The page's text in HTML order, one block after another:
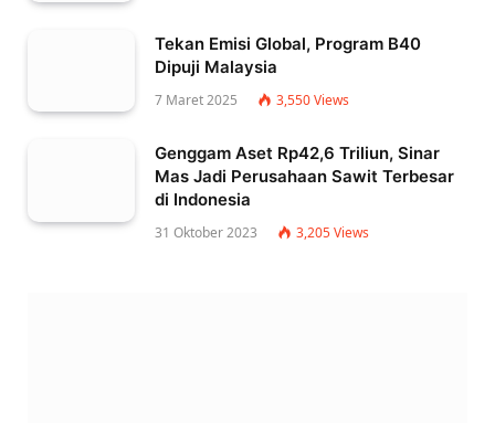
Tekan Emisi Global, Program B40
Dipuji Malaysia
7 Maret 2025 3,550Views
Genggam Aset Rp42,6 Triliun, Sinar
Mas Jadi Perusahaan Sawit Terbesar
di Indonesia
31 Oktober 2023 3,205Views